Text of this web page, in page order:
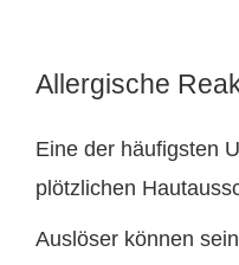
Allergische
Eine der häufigsten
plötzlichen
Auslöser können